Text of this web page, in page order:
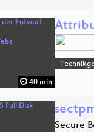
40 min
Secure